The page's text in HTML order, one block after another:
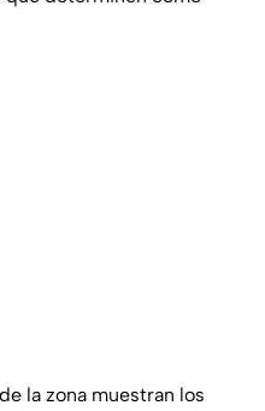
la zona muestran los